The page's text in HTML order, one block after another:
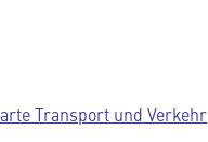
Transport und Verkehr